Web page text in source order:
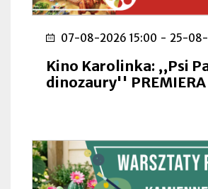
07-08-2026 15:00 - 25-08-
Kino Karolinka: ,,Psi
dinozaury'' PREMIERA